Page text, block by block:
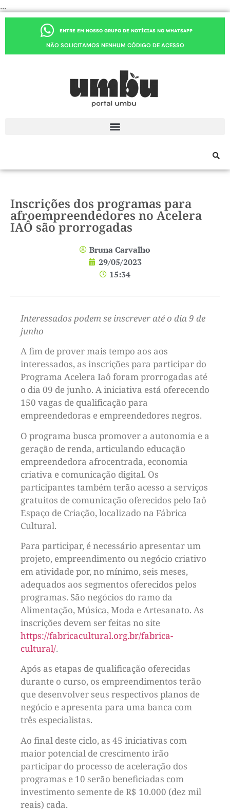
...
ENTRE EM NOSSO GRUPO DE NOTÍCIAS NO WHATSAPP
NÃO SOLICITAMOS NENHUM CÓDIGO DE ACESSO
Inscrições dos programas para
afroempreendedores no Acelera
IAÔ são prorrogadas
Bruna Carvalho
29/05/2023
15:34
Interessados podem se inscrever até o dia 9 de
junho
A fim de prover mais tempo aos aos
interessados, as inscrições para participar do
Programa Acelera Iaô foram prorrogadas até
o dia 09 de junho. A iniciativa está oferecendo
150 vagas de qualificação para
empreendedoras e empreendedores negros.
O programa busca promover a autonomia e a
geração de renda, articulando educação
empreendedora afrocentrada, economia
criativa e comunicação digital. Os
participantes também terão acesso a serviços
gratuitos de comunicação oferecidos pelo Iaô
Espaço de Criação, localizado na Fábrica
Cultural.
Para participar, é necessário apresentar um
projeto, empreendimento ou negócio criativo
em atividade por, no mínimo, seis meses,
adequados aos segmentos oferecidos pelos
programas. São negócios do ramo da
Alimentação, Música, Moda e Artesanato. As
inscrições devem ser feitas no site
https://fabricacultural.org.br/fabrica-
cultural/.
Após as etapas de qualificação oferecidas
durante o curso, os empreendimentos terão
que desenvolver seus respectivos planos de
negócio e apresenta para uma banca com
três especialistas.
Ao final deste ciclo, as 45 iniciativas com
maior potencial de crescimento irão
participar do processo de aceleração dos
programas e 10 serão beneficiadas com
investimento semente de R$ 10.000 (dez mil
reais) cada.